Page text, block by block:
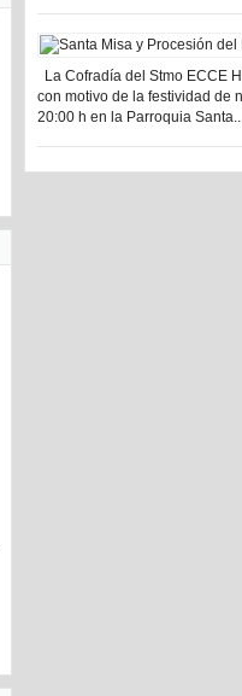
La Cofradía del Stmo ECCE
con motivo de la festividad de
20:00 h en la Parroquia